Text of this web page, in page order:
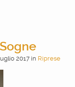
2017 in Riprese